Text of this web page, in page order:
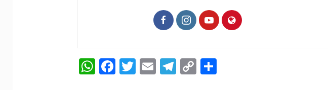
WhatsApp
Facebook
Twitter
EmailTelegram
CopyShare